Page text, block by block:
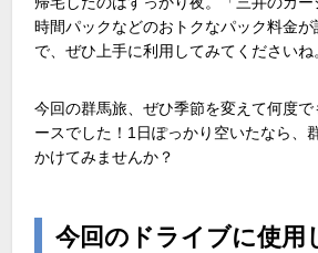
時間パックなどのおトクなパック料金
で、ぜひ上手に利用してみてくださいね
今回の群馬旅、ぜひ季節を変えて何度
ースでした！1日ぽっかり空いたなら、
かけてみませんか？
今回のドライブに使用